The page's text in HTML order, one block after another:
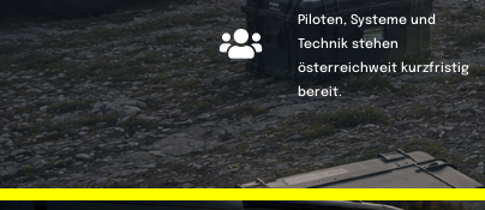
Piloten, Systeme und
Technik stehen
österreichweit kurzfristig
bereit.